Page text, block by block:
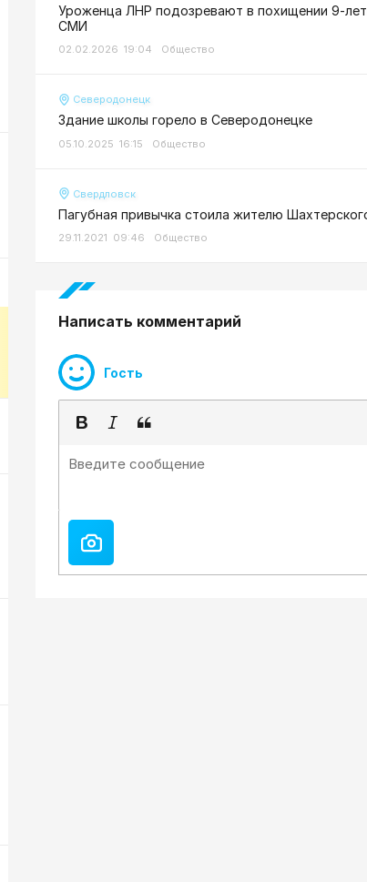
Уроженца ЛНР подозревают в похищении 9-
СМИ
02.02.2026 19:04 Общество
Северодонецк
Здание школы горело в Северодонецке
05.10.2025 16:15 Общество
Свердловск
Пагубная привычка стоила жителю
29.11.2021 09:46 Общество
Написать комментарий
Гость